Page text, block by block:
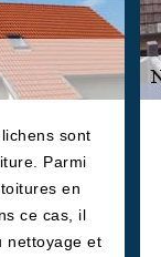
sont
Parmi
en
ce cas, il
nettoyage et